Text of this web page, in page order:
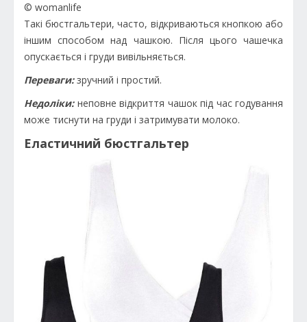
© womanlife
Такі бюстгальтери, часто, відкриваються кнопкою або
іншим способом над чашкою. Після цього чашечка
опускається і груди вивільняється.
Переваги:зручний і простий.
Недоліки:неповне відкриття чашок під час годування
може тиснути на груди і затримувати молоко.
Еластичний бюстгальтер